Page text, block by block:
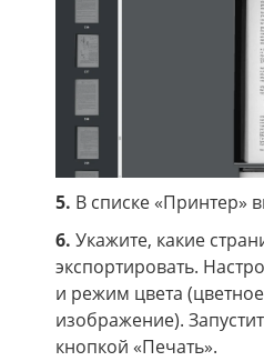
5. В списке «Принтер»
6. Укажите, какие
экспортировать.
и режим цвета
изображение).
кнопкой «Печать».